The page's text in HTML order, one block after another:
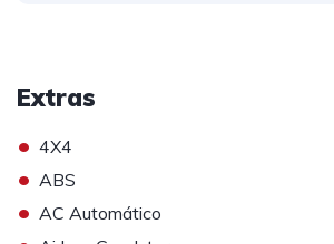
Extras
• 4X4
• ABS
• AC Automático